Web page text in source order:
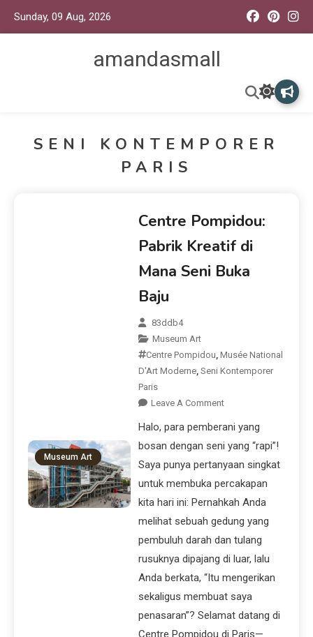
Sunday, 09 Aug, 2026
amandasmall
SENI KONTEMPORER
PARIS
Museum Art
Centre Pompidou:
Pabrik Kreatif di
Mana Seni Buka
Baju
83ddb4
Museum Art
Centre Pompidou,Musée National
D'Art Moderne,Seni Kontemporer
Paris
Leave A Comment
Halo, para pemberani yang
bosan dengan seni yang “rapi”!
Saya punya pertanyaan singkat
untuk membuka percakapan
kita hari ini: Pernahkah Anda
melihat sebuah gedung yang
pembuluh darah dan tulang
rusuknya dipajang di luar, lalu
Anda berkata, “Itu mengerikan
sekaligus membuat saya
penasaran”? Selamat datang di
Centre Pompidou di Paris—